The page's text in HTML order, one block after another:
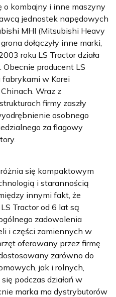
o kombajny i inne maszyny
jednostek napędowych
MHI (Mitsubishi Heavy
dołączyły inne marki,
roku LS Tractordziała
producent LS
fabrykami w Korei
Wraz z
firmy zaszły
osobnego
za flagowy
się kompaktowym
i starannością
innymi fakt, że
Tractor od 6 lat są
zadowolenia
i części zamiennych w
oferowany przez firmę
zarówno do
jak i rolnych,
podczas działań w
marka ma dystrybutorów